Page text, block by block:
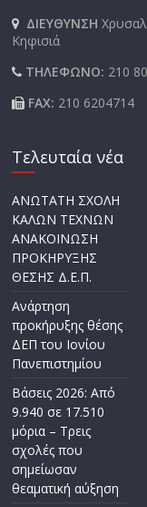
ΔΙΕΥΘΥΝΣΗ
Κηφισιά
ΤΗΛΕΦΩΝΟ: 210
FAX: 210 6204714
Τελευταία νέα
ΑΝΩΤΑΤΗ ΣΧΟΛΗ
ΚΑΛΩΝ ΤΕΧΝΩΝ
ΑΝΑΚΟΙΝΩΣΗ
ΠΡΟΚΗΡΥΞΗΣ
ΘΕΣΗΣ Δ.Ε.Π.
Ανάρτηση
προκήρυξης θέσης
ΔΕΠ του Ιονίου
Πανεπιστημίου
Βάσεις 2026: Από
9.940 σε 17.510
μόρια – Τρεις
σχολές που
σημείωσαν
θεαματική αύξηση